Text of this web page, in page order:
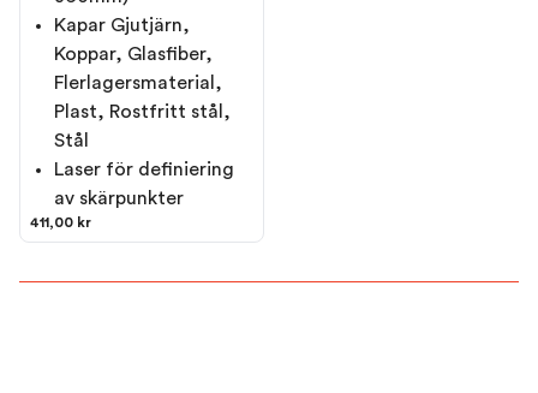
Kapar Gjutjärn,
Koppar, Glasfiber,
Flerlagersmaterial,
Plast, Rostfritt stål,
Stål
Laser för definiering
av skärpunkter
411,00 kr